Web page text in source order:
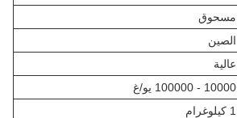
مسحوق
الصين
عالية
10000 - 100000 يو/غ
1 كيلوغرام